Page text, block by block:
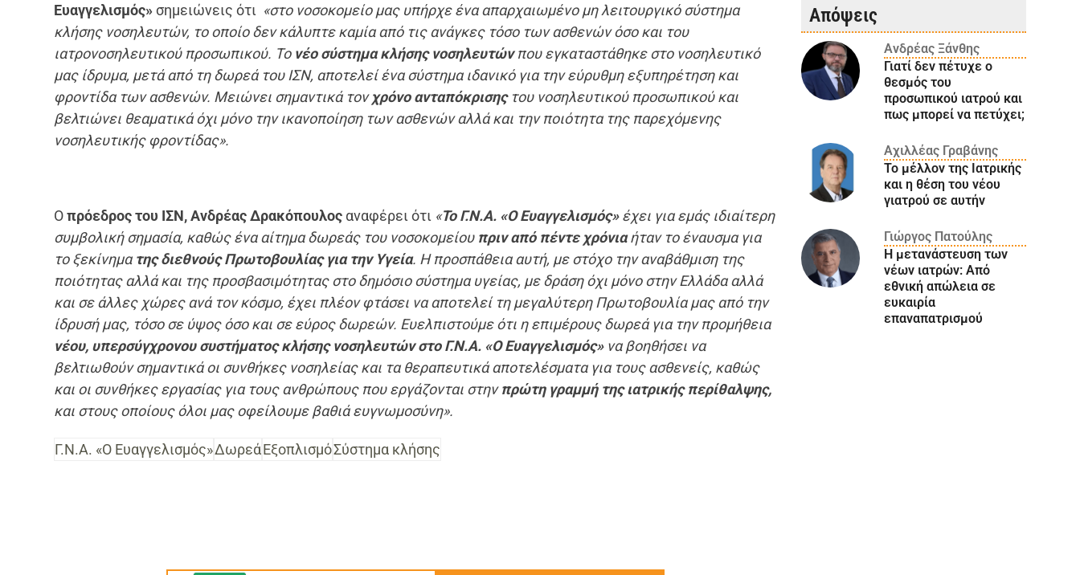
Ευαγγελισμός» σημειώνεις ότι «στο νοσοκομείο μας υπήρχε ένα απαρχαιωμένο μη λειτουργικό σύστημα
κλήσης νοσηλευτών, το οποίο δεν κάλυπτε καμία από τις ανάγκες τόσο των ασθενών όσο και του
ιατρονοσηλευτικού προσωπικού. Το νέο σύστημα κλήσης νοσηλευτώνπου εγκαταστάθηκε στο νοσηλευτικό
μας ίδρυμα, μετά από τη δωρεά του ΙΣΝ, αποτελεί ένα σύστημα ιδανικό για την εύρυθμη εξυπηρέτηση και
φροντίδα των ασθενών. Μειώνει σημαντικά τονχρόνο ανταπόκρισηςτου νοσηλευτικού προσωπικού και
βελτιώνει θεαματικά όχι μόνο την ικανοποίηση των ασθενών αλλά και την ποιότητα της παρεχόμενης
νοσηλευτικής φροντίδας».
Oπρόεδρος του ΙΣΝ, Ανδρέας Δρακόπουλος αναφέρει ότι «Το Γ.Ν.Α. «Ο Ευαγγελισμός»έχει για εμάς ιδιαίτερη
συμβολική σημασία, καθώς ένα αίτημα δωρεάς του νοσοκομείου πριν από πέντε χρόνιαήταν το έναυσμα για
το ξεκίνημα της διεθνούς Πρωτοβουλίας για την Υγεία. Η προσπάθεια αυτή, με στόχο την αναβάθμιση της
ποιότητας αλλά και της προσβασιμότητας στο δημόσιο σύστημα υγείας, με δράση όχι μόνο στην Ελλάδα αλλά
και σε άλλες χώρες ανά τον κόσμο, έχει πλέον φτάσει να αποτελεί τη μεγαλύτερη Πρωτοβουλία μας από την
ίδρυσή μας, τόσο σε ύψος όσο και σε εύρος δωρεών. Ευελπιστούμε ότι η επιμέρους δωρεά για την προμήθεια
νέου, υπερσύγχρονου συστήματος κλήσης νοσηλευτών στο Γ.Ν.Α. «Ο Ευαγγελισμός»να βοηθήσει να
βελτιωθούν σημαντικά οι συνθήκες νοσηλείας και τα θεραπευτικά αποτελέσματα για τους ασθενείς, καθώς
και οι συνθήκες εργασίας για τους ανθρώπους που εργάζονται στηνπρώτη γραμμή της ιατρικής περίθαλψης,
και στους οποίους όλοι μας οφείλουμε βαθιά ευγνωμοσύνη».
Γ.Ν.Α. «Ο Ευαγγελισμός»ΔωρεάΕξοπλισμόΣύστημα κλήσης
Απόψεις
Ανδρέας Ξάνθης
Γιατί δεν πέτυχε ο
θεσμός του
προσωπικού ιατρού και
πως μπορεί να πετύχει;
Αχιλλέας Γραβάνης
Το μέλλον της Ιατρικής
και η θέση του νέου
γιατρού σε αυτήν
Γιώργος Πατούλης
Η μετανάστευση των
νέων ιατρών: Aπό
εθνική απώλεια σε
ευκαιρία
επαναπατρισμού